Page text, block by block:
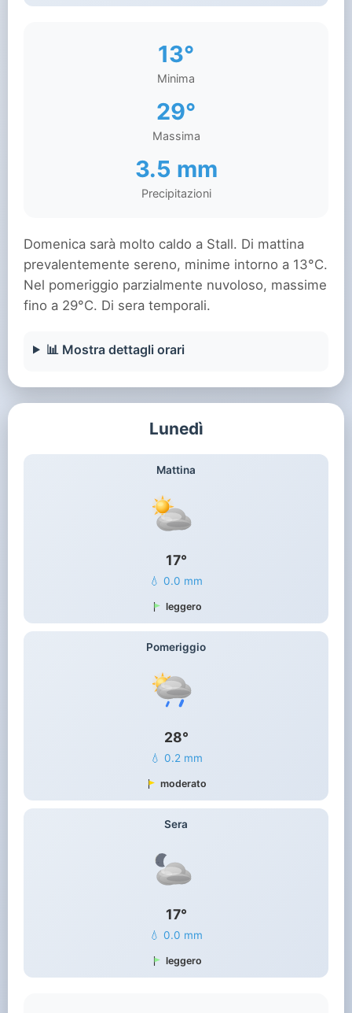
13°
Minima
29°
Massima
3.5 mm
Precipitazioni
Domenica sarà molto caldo a Stall. Di mattina
prevalentemente sereno, minime intorno a 13°C.
Nel pomeriggio parzialmente nuvoloso, massime
fino a 29°C. Di sera temporali.
📊 Mostra dettagli orari
Lunedì
Mattina
17°
💧 0.0 mm
leggero
Pomeriggio
28°
💧 0.2 mm
moderato
Sera
17°
💧 0.0 mm
leggero